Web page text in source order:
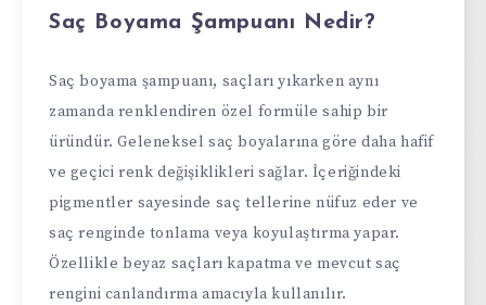
Saç Boyama Şampuanı Nedir?
Saç boyama şampuanı, saçları yıkarken aynı
zamanda renklendiren özel formüle sahip bir
üründür. Geleneksel saç boyalarına göre daha hafif
ve geçici renk değişiklikleri sağlar. İçeriğindeki
pigmentler sayesinde saç tellerine nüfuz eder ve
saç renginde tonlama veya koyulaştırma yapar.
Özellikle beyaz saçları kapatma ve mevcut saç
rengini canlandırma amacıyla kullanılır.